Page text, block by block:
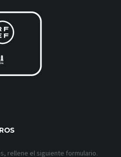
rellene el siguiente formulario.